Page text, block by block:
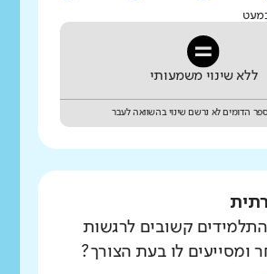
ללא שינוי משמעותי
הדומים לא נרשם שינוי בהשוואה לעבר
התלמידים קשובים לרגשות
ומסייעים לו בעת הצורך?